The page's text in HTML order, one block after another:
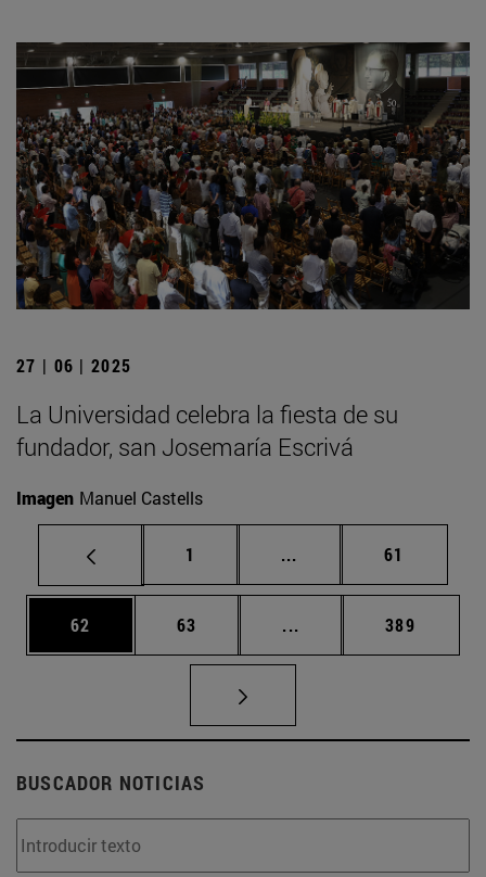
27 | 06 | 2025
La Universidad celebra la fiesta de su
fundador, san Josemaría Escrivá
Imagen Manuel Castells
Página
1 ... Páginas intermedias
Página
61
Página
62 Página
63 ... Páginas intermedias
Página
389
BUSCADOR NOTICIAS